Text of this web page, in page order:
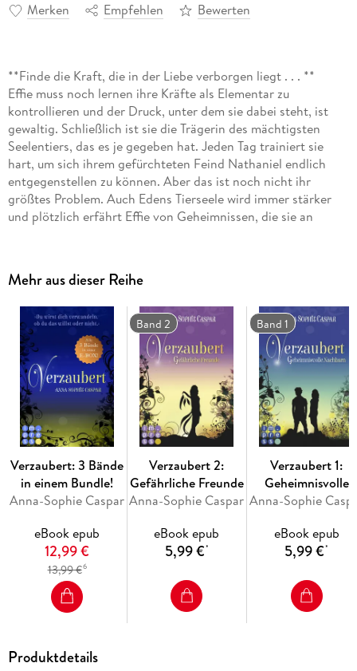
Merken Empfehlen Bewerten
**Finde die Kraft, die in der Liebe verborgen liegt . . . **
Effie muss noch lernen ihre Kräfte als Elementar zu
kontrollieren und der Druck, unter dem sie dabei steht, ist
gewaltig. Schließlich ist sie die Trägerin des mächtigsten
Seelentiers, das es je gegeben hat. Jeden Tag trainiert sie
hart, um sich ihrem gefürchteten Feind Nathaniel endlich
entgegenstellen zu können. Aber das ist noch nicht ihr
größtes Problem. Auch Edens Tierseele wird immer stärker
und plötzlich erfährt Effie von Geheimnissen, die sie an
entfacht einen Kampf auf Leben und Tod.
//Alle Bände der magischen Bestseller-Reihe:
-- Verzaubert 1: Geheimnisvolle Nachbarn
-- Verzaubert 2: Gefährliche Freunde
-- Verzaubert 3: Gefürchtete Feinde
-- Alle Bände der Fantasy-Bestseller-Trilogie »Verzaubert« in
einer E-Box! //
Diese Reihe ist abgeschlossen.
Mehr aus dieser Reihe
Verzaubert: 3 Bände
in einem Bundle!
Anna-Sophie Caspar
eBook epub
12,99 €
13,99 €6
Band 2
Verzaubert 2:
Gefährliche Freunde
Anna-Sophie Caspar
eBook epub
5,99 €*
Band 1
Verzaubert 1:
Geheimnisvolle
Nachbarn
Anna-Sophie
eBook epub
5,99 €*
Produktdetails